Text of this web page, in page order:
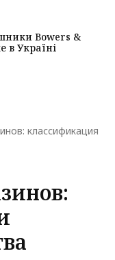
Bowers &
в Україні